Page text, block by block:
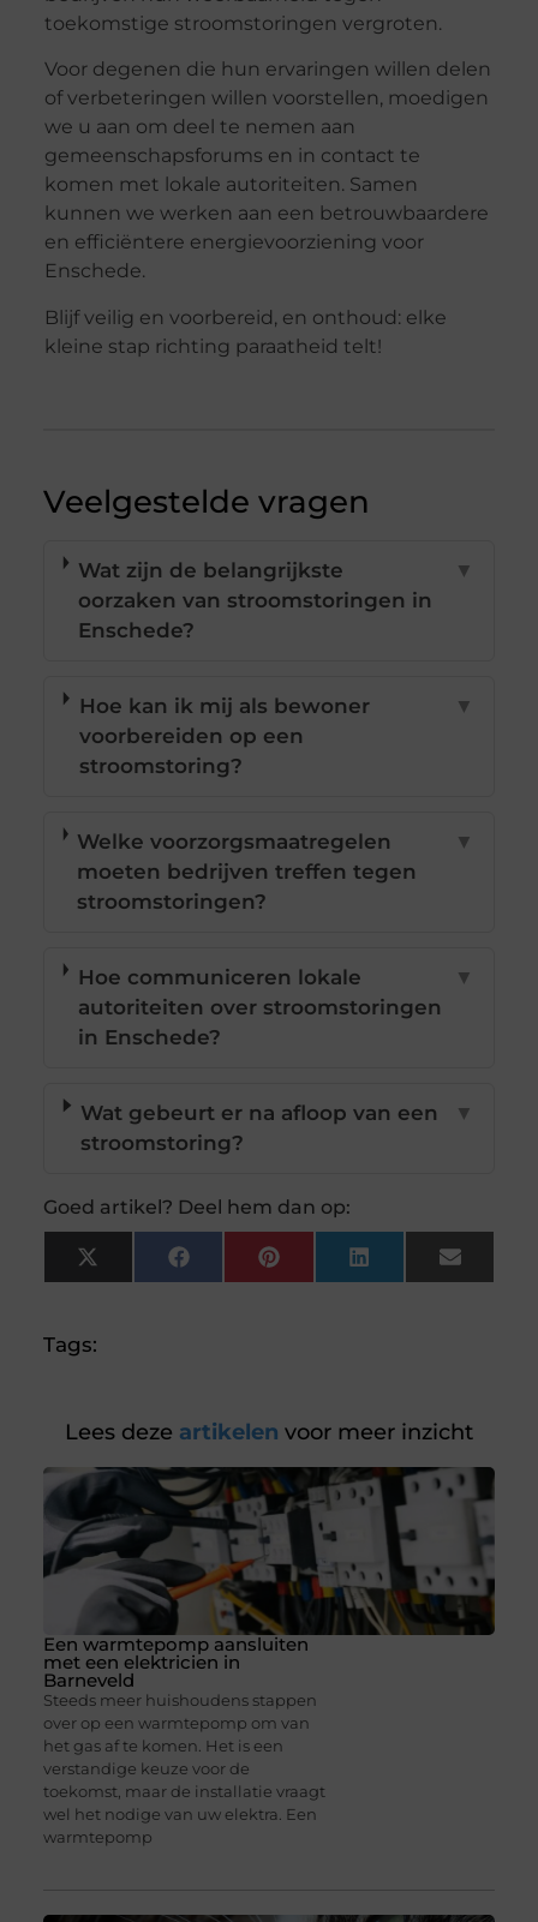
toekomstige stroomstoringen vergroten.
Voor degenen die hun ervaringen willen delen
of verbeteringen willen voorstellen, moedigen
we u aan om deel te nemen aan
gemeenschapsforums en in contact te
komen met lokale autoriteiten. Samen
kunnen we werken aan een betrouwbaardere
en efficiëntere energievoorziening voor
Enschede.
Blijf veilig en voorbereid, en onthoud: elke
kleine stap richting paraatheid telt!
Veelgestelde vragen
Wat zijn de belangrijkste
oorzaken van stroomstoringen in
Enschede?
▼
Hoe kan ik mij als bewoner
voorbereiden op een
stroomstoring?
▼
Welke voorzorgsmaatregelen
moeten bedrijven treffen tegen
stroomstoringen?
▼
Hoe communiceren lokale
autoriteiten over stroomstoringen
in Enschede?
▼
Wat gebeurt er na afloop van een
stroomstoring?
▼
Goed artikel? Deel hem dan op:
X
(Twitter)
FacebookPinterestLinkedInEmail
Tags:
Lees deze artikelen voor meer inzicht
Een warmtepomp aansluiten
met een elektricien in
Barneveld
Steeds meer huishoudens stappen
over op een warmtepomp om van
het gas af te komen. Het is een
verstandige keuze voor de
toekomst, maar de installatie vraagt
wel het nodige van uw elektra. Een
warmtepomp